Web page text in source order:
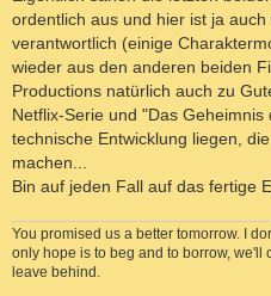
ordentlich aus und hier ist ja
verantwortlich (einige
wieder aus den anderen beiden
Productions natürlich auch zu
Netflix-Serie und "Das
technische Entwicklung liegen,
machen...
Bin auf jeden Fall auf das fertige
You promised us a better tomorrow. I
only hope is to beg and to borrow, we'll
leave behind.